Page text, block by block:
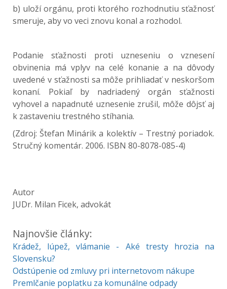
b) uloží orgánu, proti ktorého rozhodnutiu sťažnosť
smeruje, aby vo veci znovu konal a rozhodol.
Podanie sťažnosti proti uzneseniu o vznesení
obvinenia má vplyv na celé konanie a na dôvody
uvedené v sťažnosti sa môže prihliadať v neskoršom
konaní. Pokiaľ by nadriadený orgán sťažnosti
vyhovel a napadnuté uznesenie zrušil, môže dôjsť aj
k zastaveniu trestného stíhania.
(Zdroj: Štefan Minárik a kolektív – Trestný poriadok.
Stručný komentár. 2006. ISBN 80-8078-085-4)
Autor
JUDr. Milan Ficek, advokát
Najnovšie články:
Krádež, lúpež, vlámanie - Aké tresty hrozia na
Slovensku?
Odstúpenie od zmluvy pri internetovom nákupe
Premlčanie poplatku za komunálne odpady